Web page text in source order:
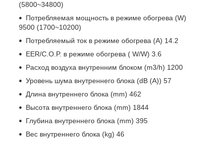
(5800~34800)
Потребляемая мощность в режиме обогрева (W)
9500 (1700~10200)
Потребляемый ток в режиме обогрева (A) 14.2
EER/C.O.P. в режиме обогрева ( W/W) 3.6
Расход воздуха внутренним блоком (m3/h) 1200
Уровень шума внутреннего блока (dB (A)) 57
Длина внутреннего блока (mm) 462
Высота внутреннего блока (mm) 1844
Глубина внутреннего блока (mm) 395
Вес внутреннего блока (kg) 46